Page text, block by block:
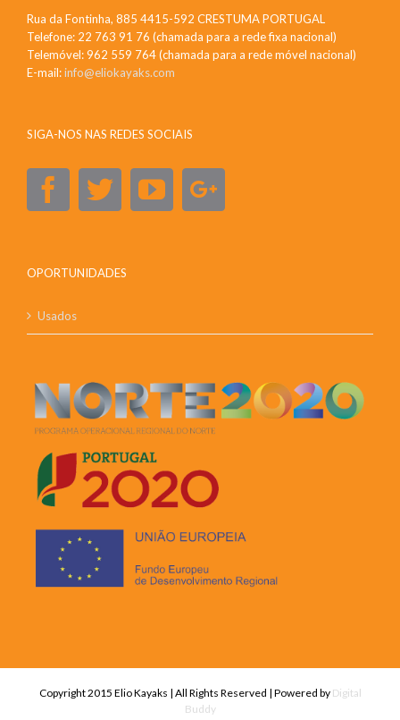
Rua da Fontinha, 885 4415-592 CRESTUMA PORTUGAL
Telefone: 22 763 91 76 (chamada para a rede fixa nacional)
Telemóvel: 962 559 764 (chamada para a rede móvel nacional)
E-mail:info@eliokayaks.com
SIGA-NOS NAS REDES SOCIAIS
OPORTUNIDADES
Usados
Copyright 2015 Elio Kayaks | All Rights Reserved | Powered by Digital
Buddy